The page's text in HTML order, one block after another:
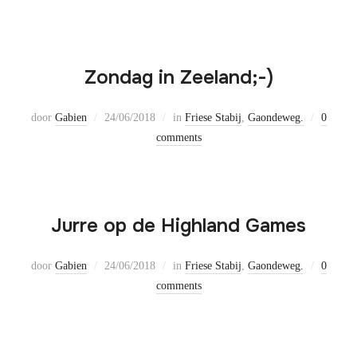
Zondag in Zeeland;-)
door Gabien 24/06/2018 in Friese Stabij, Gaondeweg.
0
comments
Jurre op de Highland Games
door Gabien 24/06/2018 in Friese Stabij, Gaondeweg.
0
comments